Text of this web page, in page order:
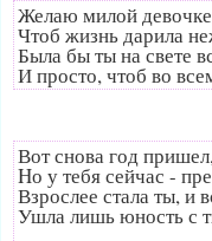
Желаю милой
Чтоб жизнь дарила
Была бы ты на свете
И просто, чтоб во
Вот снова год
Hо у тебя сейчас -
Взрослее стала ты, и
Ушла лишь юность с